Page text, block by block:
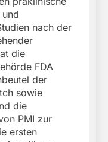
nach der
die
FDA
der
sowie
die
PMI zur
ersten